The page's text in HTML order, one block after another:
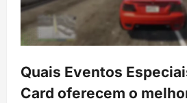
Quais Eventos
Card oferecem o